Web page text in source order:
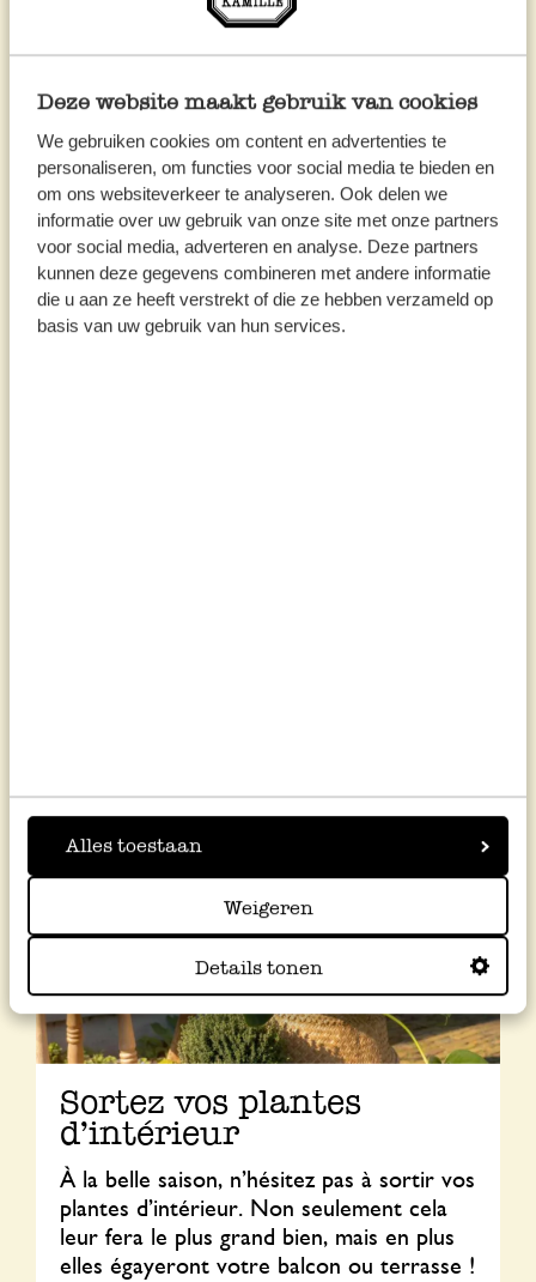
Deze website maakt gebruik van cookies
We gebruiken cookies om content en advertenties te
personaliseren, om functies voor social media te bieden en
om ons websiteverkeer te analyseren. Ook delen we
informatie over uw gebruik van onze site met onze partners
voor social media, adverteren en analyse. Deze partners
kunnen deze gegevens combineren met andere informatie
die u aan ze heeft verstrekt of die ze hebben verzameld op
basis van uw gebruik van hun services.
Alles toestaan
Weigeren
Details tonen
Sortez vos plantes
d’intérieur
À la belle saison, n’hésitez pas à sortir vos
plantes d’intérieur. Non seulement cela
leur fera le plus grand bien, mais en plus
elles égayeront votre balcon ou terrasse !